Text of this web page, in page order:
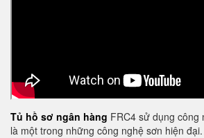
Tủ hồ sơ ngân hàng FRC4 sử dụng công
là một trong những công nghệ sơn hiện đại.